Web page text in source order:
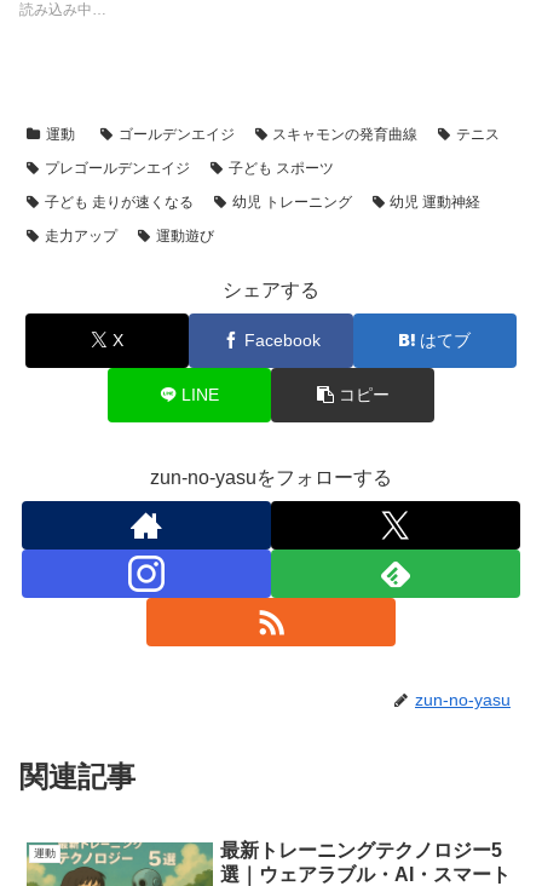
読み込み中…
運動 ゴールデンエイジ スキャモンの発育曲線
テニス
プレゴールデンエイジ
子ども スポーツ
子ども 走りが速くなる
幼児 トレーニング
幼児 運動神経
走力アップ
運動遊び
シェアする
X Facebook はてブ
LINE コピー
zun-no-yasuをフォローする
zun-no-yasu
関連記事
運動
最新トレーニングテクノロジー5
選｜ウェアラブル・AI・スマート